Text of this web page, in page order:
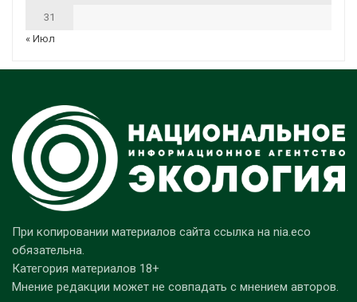
31
« Июл
При копировании материалов сайта ссылка на nia.eco
обязательна.
Категория материалов 18+
Мнение редакции может не совпадать с мнением авторов.